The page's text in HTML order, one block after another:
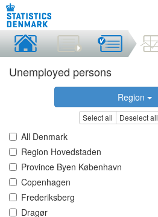
Unemployed persons
Region
Select all Deselect all
All Denmark
Region Hovedstaden
Province Byen København
Copenhagen
Frederiksberg
Dragør